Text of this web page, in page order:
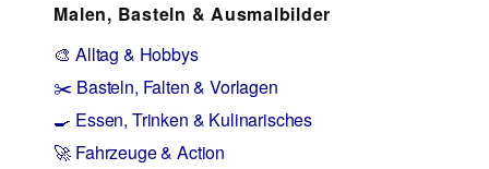
Malen, Basteln & Ausmalbilder
🎨 Alltag & Hobbys
✂️ Basteln, Falten & Vorlagen
🍳 Essen, Trinken & Kulinarisches
🚀 Fahrzeuge & Action